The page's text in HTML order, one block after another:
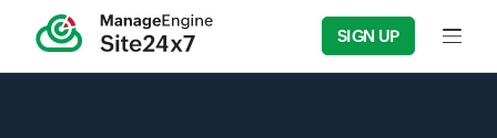
SIGN UP Input